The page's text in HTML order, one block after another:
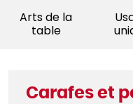
Arts de la
table
Carafes et